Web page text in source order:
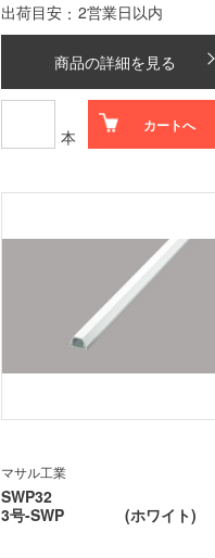
出荷目安
2営業日以内
商品の詳細を見る
本
カートへ
マサル工業
SWP32
3号-SWP (ホワイト)